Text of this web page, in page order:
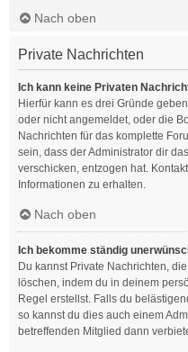
Nach oben
Private Nachrichten
Ich kann keine Privaten
Hierfür kann es drei Gründe
oder nicht angemeldet, oder die
Nachrichten für das komplette
sein, dass der Administrator dir
verschicken, entzogen hat.
Informationen zu erhalten.
Nach oben
Ich bekomme ständig
Du kannst Private Nachrichten,
löschen, indem du in deinem
Regel erstellst. Falls du
so kannst du dies auch einem
betreffenden Mitglied dann